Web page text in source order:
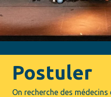
Postuler
On recherche des